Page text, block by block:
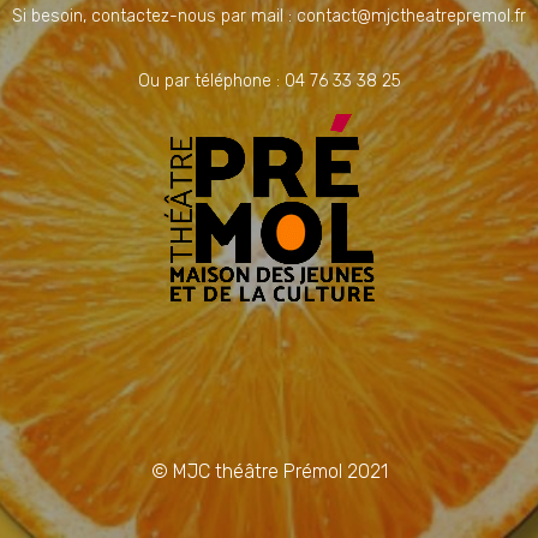
Si besoin, contactez-nous par mail : contact@mjctheatrepremol.fr
Ou par téléphone : 04 76 33 38 25
© MJC théâtre Prémol 2021